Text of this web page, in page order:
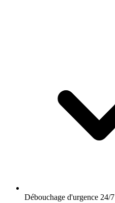
Débouchage d'urgence 24/7